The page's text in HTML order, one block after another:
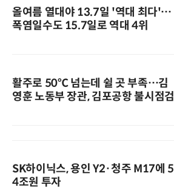
올여름 열대야 13.7일 '역대 최다'…
폭염일수도 15.7일로 역대 4위
활주로 50℃ 넘는데 쉴 곳 부족…김
영훈 노동부 장관, 김포공항 불시점검
SK하이닉스, 용인 Y2·청주 M17에 5
4조원 투자